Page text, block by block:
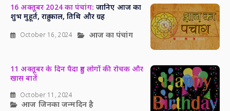
16 अक्तूबर 2024 का पंचांग: जानिए आज का
शुभ मुहूर्त, राहु काल, तिथि और ग्रह
October 16, 2024 आज का पंचांग
11 अक्तूबर के दिन पैदा हुए लोगों की रोचक और
खास बातें
October 11, 2024
आज जिनका जन्मदिन है